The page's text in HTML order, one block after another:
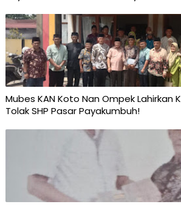
Mubes KAN Koto Nan Ompek Lahirkan
Tolak SHP Pasar Payakumbuh!